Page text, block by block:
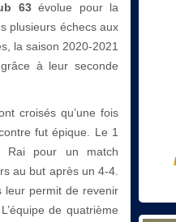
63évolue pour la
plusieurs échecs aux
la saison 2020-2021
à leur seconde
croisés qu’une fois
fut épique. Le 1
Rai pour un match
au but après un 4-4.
leur permit de revenir
de quatrième